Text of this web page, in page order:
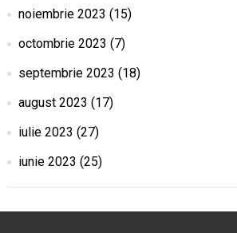
noiembrie 2023 (15)
octombrie 2023 (7)
septembrie 2023 (18)
august 2023 (17)
iulie 2023 (27)
iunie 2023 (25)